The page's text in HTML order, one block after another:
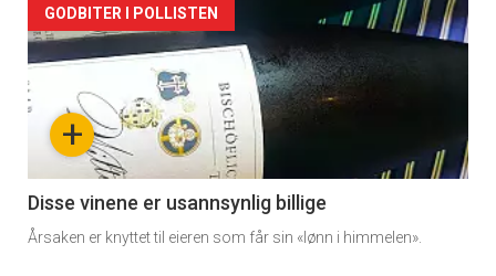
Forsiden
akkurat
nå
3
+
GODBITER I POLLISTEN
Disse vinene er usannsynlig billige
Årsaken er knyttet til eieren som får sin «lønn i himmelen».